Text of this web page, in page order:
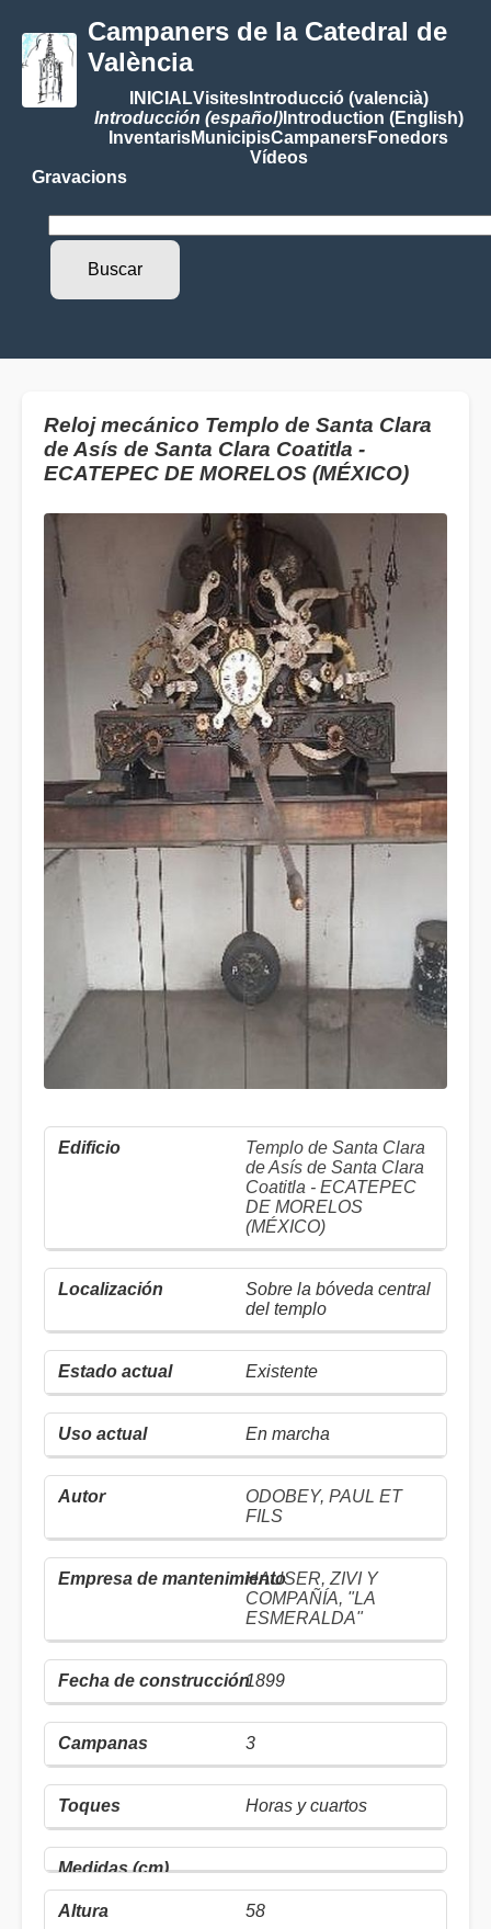
Campaners de la Catedral de
València
INICIALVisitesIntroducció (valencià)
Introducción (español)Introduction (English)
InventarisMunicipisCampanersFonedors
Vídeos
Gravacions
Reloj mecánico Templo de Santa Clara
de Asís de Santa Clara Coatitla -
ECATEPEC DE MORELOS (MÉXICO)
Templo de Santa Clara
de Asís de Santa Clara
Coatitla - ECATEPEC
DE MORELOS
(MÉXICO)
Sobre la bóveda central
del templo
Existente
En marcha
ODOBEY, PAUL ET
FILS
HAUSER, ZIVI Y
COMPAÑÍA, "LA
ESMERALDA"
1899
3
Horas y cuartos
58